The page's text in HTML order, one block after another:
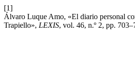
[1]
Álvaro Luque Amo, «El diario personal
Trapiello», LEXIS, vol. 46, n.º 2, pp.